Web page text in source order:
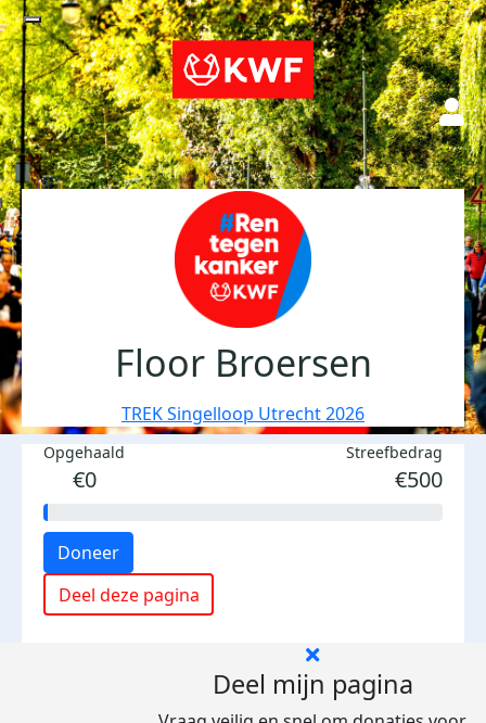
Floor Broersen
TREK Singelloop Utrecht 2026
Opgehaald
€0
Streefbedrag
€500
Doneer
Deel deze pagina
Deel mijn pagina